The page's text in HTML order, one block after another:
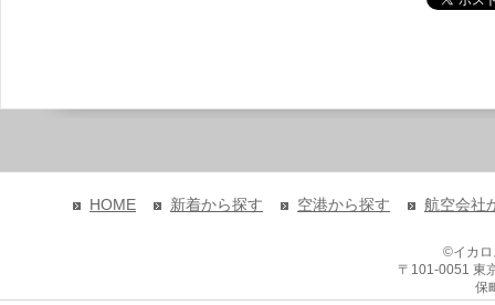
HOME 新着から探す 空港から探す 航空会社
©イカ
〒101-0051 東
保